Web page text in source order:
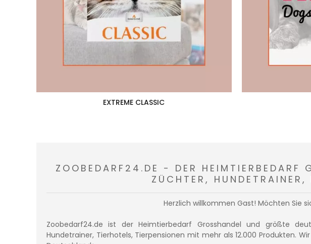
EXTREME CLASSIC
ZOOBEDARF24.DE - DER HEIMTIERBEDARF
ÜCHTER, HUNDETRAINER,
Herzlich willkommen Gast! Möchten Sie
Zoobedarf24.de ist der Heimtierbedarf Grosshandel und größte
Hundetrainer, Tierhotels, Tierpensionen mit mehr als 12.000 Produkten.